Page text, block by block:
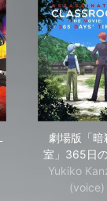
劇場版「暗
室」365日
Yukiko
(voice)